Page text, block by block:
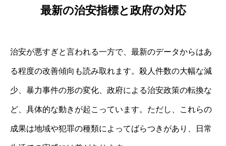
最新の治安指標と政府の対応
治安が悪すぎと言われる一方で、最新のデータからはあ
る程度の改善傾向も読み取れます。殺人件数の大幅な減
少、暴力事件の形の変化、政府による治安政策の転換な
ど、具体的な動きが起こっています。ただし、これらの
成果は地域や犯罪の種類によってばらつきがあり、日常